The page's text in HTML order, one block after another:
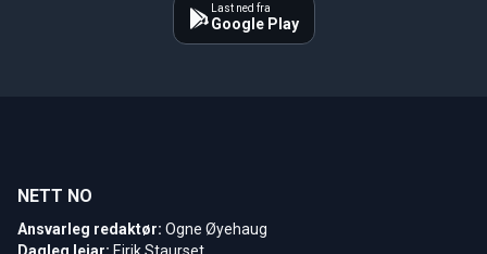
Last ned fra
Google Play
NETT NO
Ansvarleg redaktør: Ogne Øyehaug
Dagleg leiar: Eirik Staurset